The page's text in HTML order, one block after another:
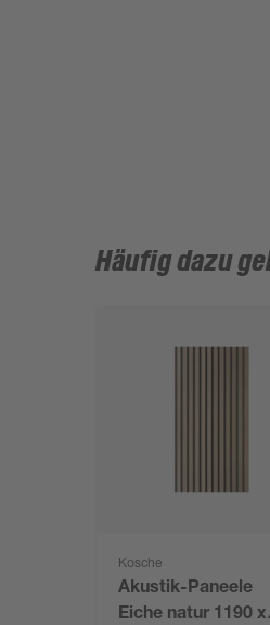
Häufig dazu
Kosche
Akustik-Paneele
Eiche natur 1190 x